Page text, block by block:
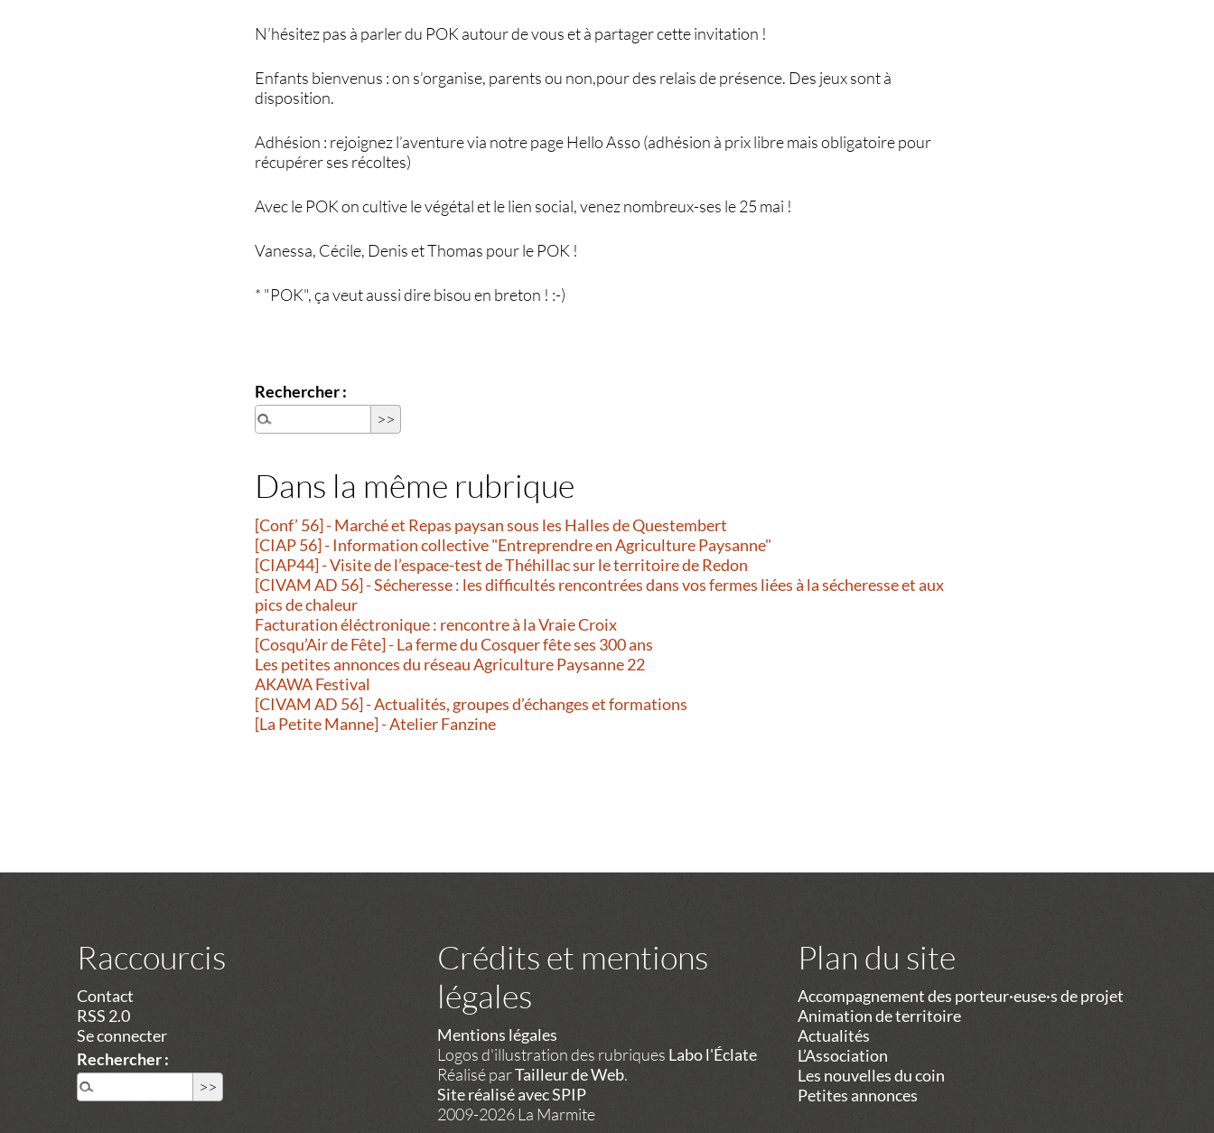
N’hésitez pas à parler du POK autour de vous et à partager cette invitation !
Enfants bienvenus : on s’organise, parents ou non,pour des relais de présence. Des jeux sont à
disposition.
Adhésion : rejoignez l’aventure via notre page Hello Asso (adhésion à prix libre mais obligatoire pour
récupérer ses récoltes)
Avec le POK on cultive le végétal et le lien social, venez nombreux-ses le 25 mai !
Vanessa, Cécile, Denis et Thomas pour le POK !
* "POK", ça veut aussi dire bisou en breton ! :-)
Rechercher :
Dans la même rubrique
[Conf’ 56] - Marché et Repas paysan sous les Halles de Questembert
[CIAP 56] - Information collective "Entreprendre en Agriculture Paysanne"
[CIAP44] - Visite de l’espace-test de Théhillac sur le territoire de Redon
[CIVAM AD 56] - Sécheresse : les difficultés rencontrées dans vos fermes liées à la sécheresse et aux
pics de chaleur
Facturation éléctronique : rencontre à la Vraie Croix
[Cosqu’Air de Fête] - La ferme du Cosquer fête ses 300 ans
Les petites annonces du réseau Agriculture Paysanne 22
AKAWA Festival
[CIVAM AD 56] - Actualités, groupes d’échanges et formations
[La Petite Manne] - Atelier Fanzine
Raccourcis
Contact
RSS 2.0
Se connecter
Rechercher :
Crédits et mentions
légales
Mentions légales
Logos d'illustration des rubriques Labo l'Éclate
Réalisé parTailleur de Web.
Site réalisé avec SPIP
2009-2026 La Marmite
Plan du site
Accompagnement des porteur·euse·s de projet
Animation de territoire
Actualités
L’Association
Les nouvelles du coin
Petites annonces